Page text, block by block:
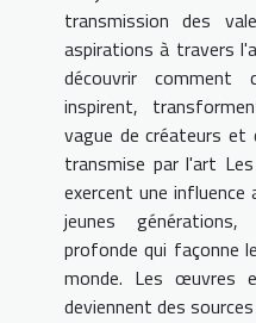
transmission des
aspirations à travers
découvrir comment
inspirent,
vague de créateurs et
transmise par l'art
exercent une influence
jeunes
profonde qui façonne
monde. Les œuvres
deviennent des